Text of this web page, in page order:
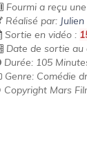
Fourmi a reçu
Réalisé par:
Sortie en vidéo :
Date de sortie
Durée: 105
Genre: Comédie
Mars